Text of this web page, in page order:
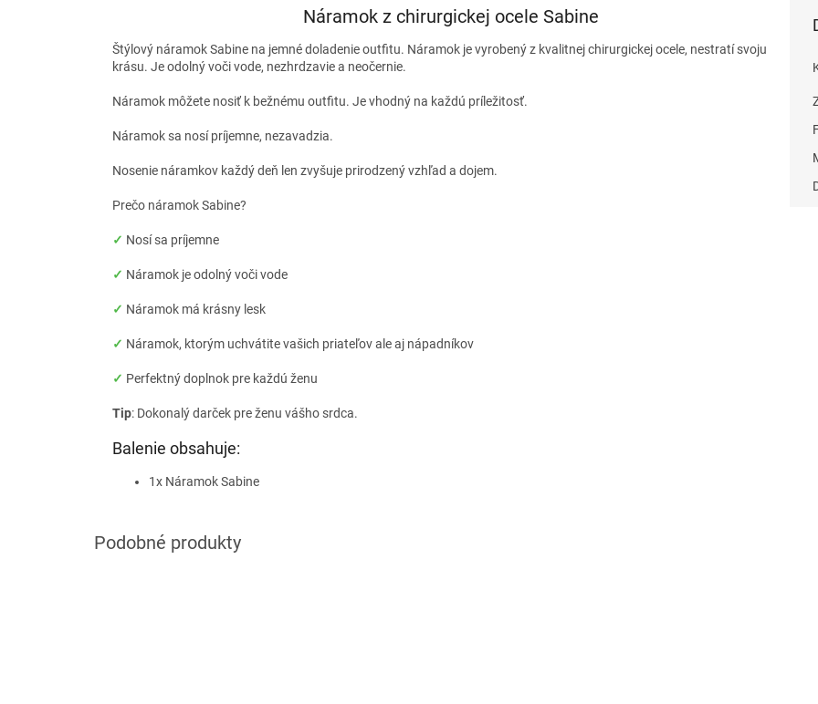
Náramok z chirurgickej ocele Sabine
Štýlový náramok Sabine na jemné doladenie outfitu. Náramok je vyrobený z kvalitnej chirurgickej ocele, nestratí svoju
krásu. Je odolný voči vode, nezhrdzavie a neočernie.
Náramok môžete nosiť k bežnému outfitu. Je vhodný na každú príležitosť.
Náramok sa nosí príjemne, nezavadzia.
Nosenie náramkov každý deň len zvyšuje prirodzený vzhľad a dojem.
Prečo náramok Sabine?
✓ Nosí sa príjemne
✓ Náramok je odolný voči vode
✓ Náramok má krásny lesk
✓ Náramok, ktorým uchvátite vašich priateľov ale aj nápadníkov
✓ Perfektný doplnok pre každú ženu
Tip: Dokonalý darček pre ženu vášho srdca.
Balenie obsahuje:
1x Náramok Sabine